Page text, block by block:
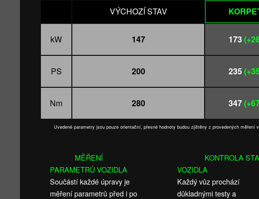
VÝCHOZÍ STAV
kW 147 173
PS 200 235
Nm 280 347
Uvedené parametry jsou pouze orientační, přesné hodnoty budou zjištěny z provedených měření
MĚŘENÍ
PARAMETRŮ VOZIDLA
Součástí každé úpravy je
měření parametrů před i po
KONTROLA
VOZIDLA
Každý vůz prochází
důkladnými testy a